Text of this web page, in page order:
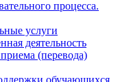
процесса.
услуги
деятельность
(перевода)
обучающихся